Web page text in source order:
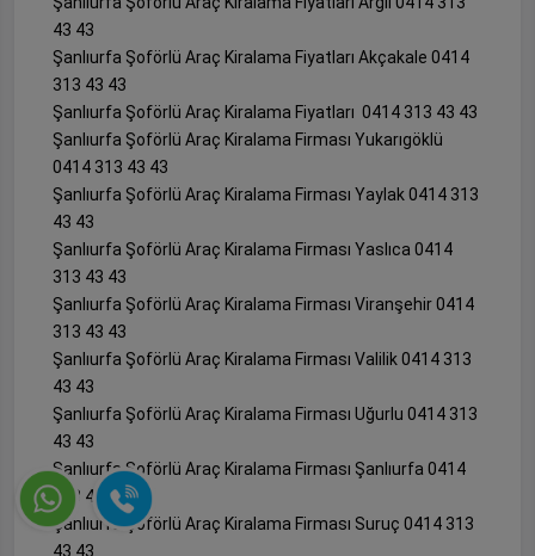
43 43
Şanlıurfa Şoförlü Araç Kiralama Fiyatları Akçakale 0414
313 43 43
Şanlıurfa Şoförlü Araç Kiralama Fiyatları 0414 313 43 43
Şanlıurfa Şoförlü Araç Kiralama Firması Yukarıgöklü
0414 313 43 43
Şanlıurfa Şoförlü Araç Kiralama Firması Yaylak 0414 313
43 43
Şanlıurfa Şoförlü Araç Kiralama Firması Yaslıca 0414
313 43 43
Şanlıurfa Şoförlü Araç Kiralama Firması Viranşehir 0414
313 43 43
Şanlıurfa Şoförlü Araç Kiralama Firması Valilik 0414 313
43 43
Şanlıurfa Şoförlü Araç Kiralama Firması Uğurlu 0414 313
43 43
Şanlıurfa Şoförlü Araç Kiralama Firması Şanlıurfa 0414
313 43 43
Şanlıurfa Şoförlü Araç Kiralama Firması Suruç 0414 313
43 43